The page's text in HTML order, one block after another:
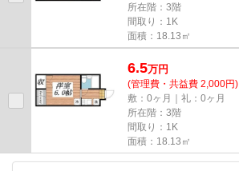
所在階：3階
間取り：1K
面積：18.13㎡
6.5万円
(管理費・共益費 2,000円)
敷：0ヶ月｜礼：0ヶ月
所在階：3階
間取り：1K
面積：18.13㎡